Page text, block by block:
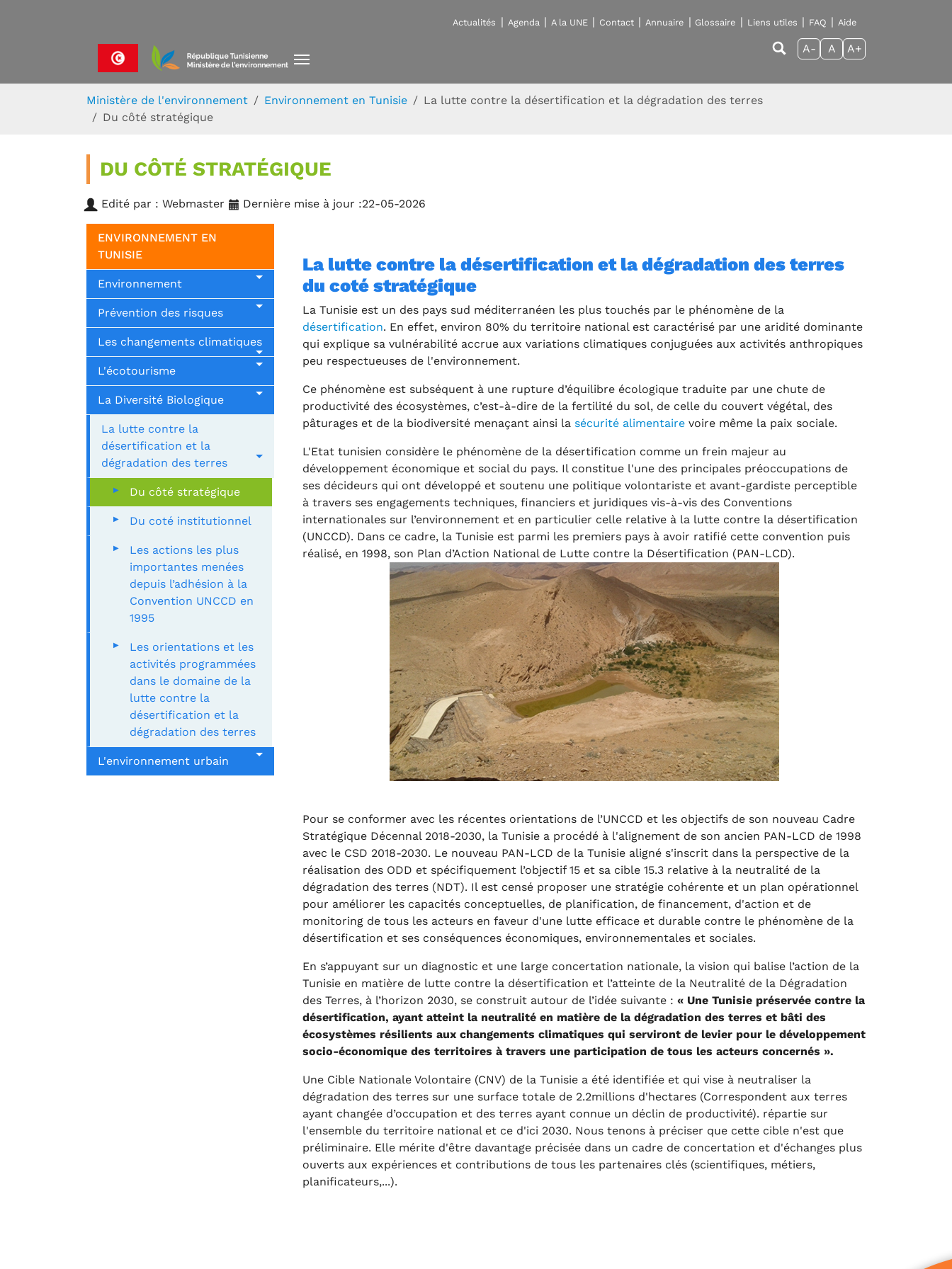
Actualités Agenda A la UNE Contact Annuaire Glossaire Liens utiles FAQ Aide
A- A A+
Ministère de l'environnement Environnement en Tunisie
La lutte contre la désertification et la dégradation des terres
Du côté stratégique
DU CÔTÉ STRATÉGIQUE
Edité par : Webmaster Dernière mise à jour :22-05-2026
Show larger version
La lutte contre la désertification et la dégradation des terres
du coté stratégique
La Tunisie est un des pays sud méditerranéen les plus touchés par le phénomène de la
désertification. En effet, environ 80% du territoire national est caractérisé par une aridité dominante
qui explique sa vulnérabilité accrue aux variations climatiques conjuguées aux activités anthropiques
peu respectueuses de l'environnement.
Ce phénomène est subséquent à une rupture d’équilibre écologique traduite par une chute de
productivité des écosystèmes, c’est-à-dire de la fertilité du sol, de celle du couvert végétal, des
pâturages et de la biodiversité menaçant ainsi la sécurité alimentaire voire même la paix sociale.
L'Etat tunisien considère le phénomène de la désertification comme un frein majeur au
développement économique et social du pays. Il constitue l'une des principales préoccupations de
ses décideurs qui ont développé et soutenu une politique volontariste et avant-gardiste perceptible
à travers ses engagements techniques, financiers et juridiques vis-à-vis des Conventions
internationales sur l’environnement et en particulier celle relative à la lutte contre la désertification
(UNCCD). Dans ce cadre, la Tunisie est parmi les premiers pays à avoir ratifié cette convention puis
réalisé, en 1998, son Plan d’Action National de Lutte contre la Désertification (PAN-LCD).
Pour se conformer avec les récentes orientations de l’UNCCD et les objectifs de son nouveau Cadre
Stratégique Décennal 2018-2030, la Tunisie a procédé à l'alignement de son ancien PAN-LCD de 1998
avec le CSD 2018-2030. Le nouveau PAN-LCD de la Tunisie aligné s'inscrit dans la perspective de la
réalisation des ODD et spécifiquement l’objectif 15 et sa cible 15.3 relative à la neutralité de la
dégradation des terres (NDT). Il est censé proposer une stratégie cohérente et un plan opérationnel
pour améliorer les capacités conceptuelles, de planification, de financement, d'action et de
monitoring de tous les acteurs en faveur d'une lutte efficace et durable contre le phénomène de la
désertification et ses conséquences économiques, environnementales et sociales.
En s’appuyant sur un diagnostic et une large concertation nationale, la vision qui balise l’action de la
Tunisie en matière de lutte contre la désertification et l’atteinte de la Neutralité de la Dégradation
des Terres, à l’horizon 2030, se construit autour de l’idée suivante : « Une Tunisie préservée contre la
désertification, ayant atteint la neutralité en matière de la dégradation des terres et bâti des
écosystèmes résilients aux changements climatiques qui serviront de levier pour le développement
socio-économique des territoires à travers une participation de tous les acteurs concernés ».
Une Cible Nationale Volontaire (CNV) de la Tunisie a été identifiée et qui vise à neutraliser la
dégradation des terres sur une surface totale de 2.2millions d'hectares (Correspondent aux terres
ayant changée d’occupation et des terres ayant connue un déclin de productivité). répartie sur
l'ensemble du territoire national et ce d'ici 2030. Nous tenons à préciser que cette cible n'est que
préliminaire. Elle mérite d'être davantage précisée dans un cadre de concertation et d'échanges plus
ouverts aux expériences et contributions de tous les partenaires clés (scientifiques, métiers,
planificateurs,...).
ENVIRONNEMENT EN
TUNISIE
Environnement
Prévention des risques
Les changements climatiques
L'écotourisme
La Diversité Biologique
La lutte contre la
désertification et la
dégradation des terres
Du côté stratégique
Du coté institutionnel
Les actions les plus
importantes menées
depuis l’adhésion à la
Convention UNCCD en
1995
Les orientations et les
activités programmées
dans le domaine de la
lutte contre la
désertification et la
dégradation des terres
L'environnement urbain